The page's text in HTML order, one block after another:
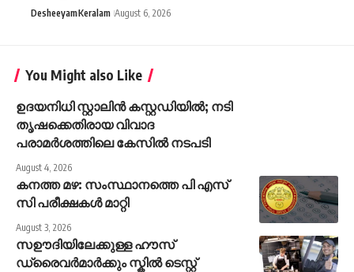
DesheeyamKeralam August 6, 2026
You Might also Like
ഉദയനിധി സ്റ്റാലിൻ കസ്റ്റഡിയിൽ; നടി
തൃഷക്കെതിരായ വിവാദ​
പരാമർശത്തിലെ കേസിൽ നടപടി
August 4, 2026
കനത്ത മഴ: സംസ്ഥാനത്തെ പി എസ്
സി പരീക്ഷകള്‍ മാറ്റി
August 3, 2026
സഊദിയിലേക്കുള്ള ഹൗസ്
ഡ്രൈവർമാർക്കും സ്കിൽ ടെസ്റ്റ്‌